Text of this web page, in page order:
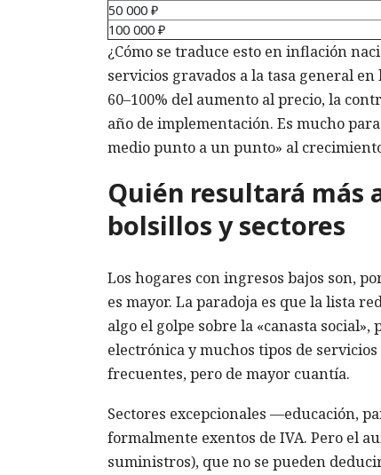
50 000 ₽
100 000 ₽
¿Cómo se traduce esto en inflación
servicios gravados a la tasa general
60–100% del aumento al precio, la
año de implementación. Es mucho
medio punto a un punto» al
Quién resultará más
bolsillos y sectores
Los hogares con ingresos bajos son,
es mayor. La paradoja es que la lista
algo el golpe sobre la «canasta
electrónica y muchos tipos de
frecuentes, pero de mayor cuantía.
Sectores excepcionales —educación,
formalmente exentos de IVA. Pero el
suministros), que no se pueden